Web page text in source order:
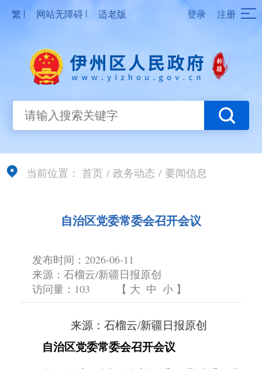
繁 | 网站无障碍 | 适老版 登录 注册
当前位置： 首页 / 政务动态 / 要闻信息
自治区党委常委会召开会议
发布时间：2026-06-11
来源：石榴云/新疆日报原创
访问量： 103 【 大 中 小 】
来源：石榴云/新疆日报原创
自治区党委常委会召开会议